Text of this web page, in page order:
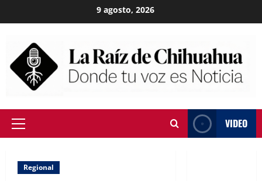
to
9 agosto, 2026
Primary
VIDEO
Regional